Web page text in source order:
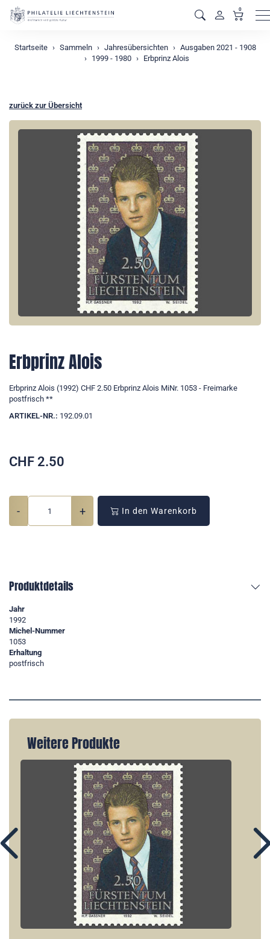
0
Startseite Sammeln Jahresübersichten
Ausgaben 2021 - 1908
1999 - 1980
Erbprinz Alois
zurück zur Übersicht
Erbprinz Alois
Erbprinz Alois (1992) CHF 2.50 Erbprinz Alois MiNr. 1053 - Freimarke
postfrisch **
ARTIKEL-NR.: 192.09.01
CHF 2.50
- + In den Warenkorb
Produktdetails
Jahr
1992
Michel-Nummer
1053
Erhaltung
postfrisch
Weitere Produkte